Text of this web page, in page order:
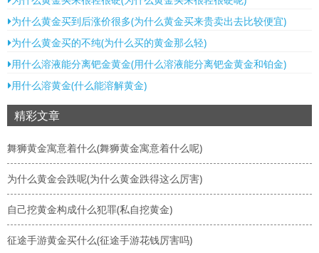
为什么黄金买到后涨价很多(为什么黄金买来贵卖出去比较便宜)
为什么黄金买的不纯(为什么买的黄金那么轻)
用什么溶液能分离钯金黄金(用什么溶液能分离钯金黄金和铂金)
用什么溶黄金(什么能溶解黄金)
精彩文章
舞狮黄金寓意着什么(舞狮黄金寓意着什么呢)
为什么黄金会跌呢(为什么黄金跌得这么厉害)
自己挖黄金构成什么犯罪(私自挖黄金)
征途手游黄金买什么(征途手游花钱厉害吗)